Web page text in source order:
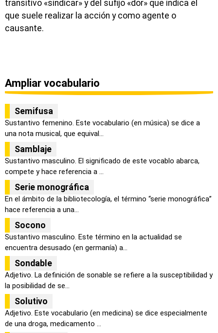
transitivo «sindicar» y del sufijo «dor» que indica el
que suele realizar la acción y como agente o
causante.
Ampliar vocabulario
Semifusa
Sustantivo femenino. Este vocabulario (en música) se dice a
una nota musical, que equival...
Samblaje
Sustantivo masculino. El significado de este vocablo abarca,
compete y hace referencia a ...
Serie monográfica
En el ámbito de la bibliotecología, el término “serie monográfica”
hace referencia a una...
Socono
Sustantivo masculino. Este término en la actualidad se
encuentra desusado (en germanía) a...
Sondable
Adjetivo. La definición de sonable se refiere a la susceptibilidad y
la posibilidad de se...
Solutivo
Adjetivo. Este vocabulario (en medicina) se dice especialmente
de una droga, medicamento ...